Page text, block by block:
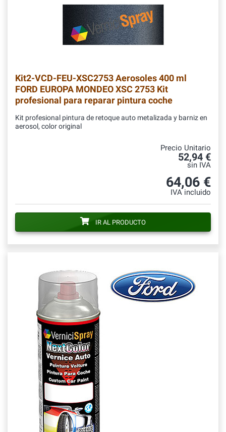
Kit2-VCD-FEU-XSC2753Aerosoles 400 ml
FORD EUROPA MONDEO XSC 2753 Kit
profesional para reparar pintura coche
Kit profesional pintura de retoque auto metalizada y barniz en
aerosol, color original
Precio Unitario
52,94 €
sin IVA
64,06 €
IVA incluido
IR AL PRODUCTO